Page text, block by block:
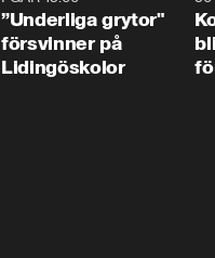
”Underliga grytor"
försvinner på
Lidingöskolor